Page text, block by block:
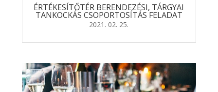
ÉRTÉKESÍTŐTÉR BERENDEZÉSI, TÁRGYAI
TANKOCKÁS CSOPORTOSÍTÁS FELADAT
2021. 02. 25.